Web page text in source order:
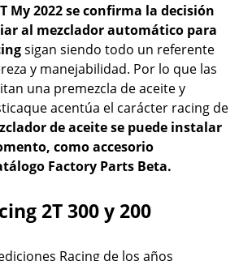
My 2022 se confirma la decisión
al mezclador automático para
sigan siendo todo un referente
y manejabilidad. Por lo que las
una premezcla de aceite y
acentúa el carácter racing de
de aceite se puede instalar
como accesorio
Factory Parts Beta.
2T 300 y 200
Racing de los años